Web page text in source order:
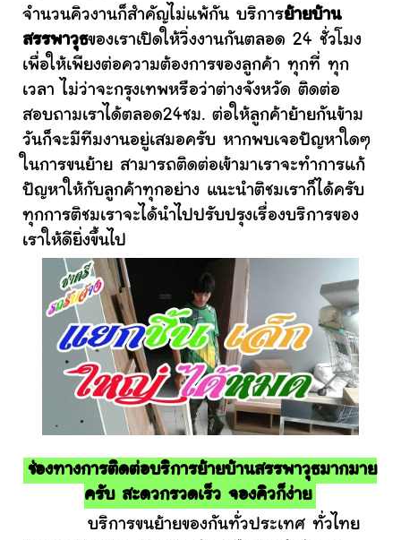
จำนวนคิวงานก็สำคัญไม่แพ้กัน บริการย้ายบ้าน
สรรพาวุธของเราเปิดให้วิ่งงานกันตลอด 24 ชั่วโมง
เพื่อให้เพียงต่อความต้องการของลูกค้า ทุกที่ ทุก
เวลา ไม่ว่าจะกรุงเทพหรือว่าต่างจังหวัด ติดต่อ
สอบถามเราได้ตลอด24ชม. ต่อให้ลูกค้าย้ายกันข้าม
วันก็จะมีทีมงานอยู่เสมอครับ หากพบเจอปัญหาใดๆ
ในการขนย้าย สามารถติดต่อเข้ามาเราจะทำการแก้
ปัญหาให้กับลูกค้าทุกอย่าง แนะนำติชมเราก็ได้ครับ
ทุกการติชมเราจะได้นำไปปรับปรุงเรื่องบริการของ
เราให้ดียิ่งขึ้นไป
ช่องทางการติดต่อบริการย้ายบ้านสรรพาวุธมากมาย
ครับ สะดวกรวดเร็ว จองคิวก็ง่าย
บริการขนย้ายของกันทั่วประเทศ ทั่วไทย